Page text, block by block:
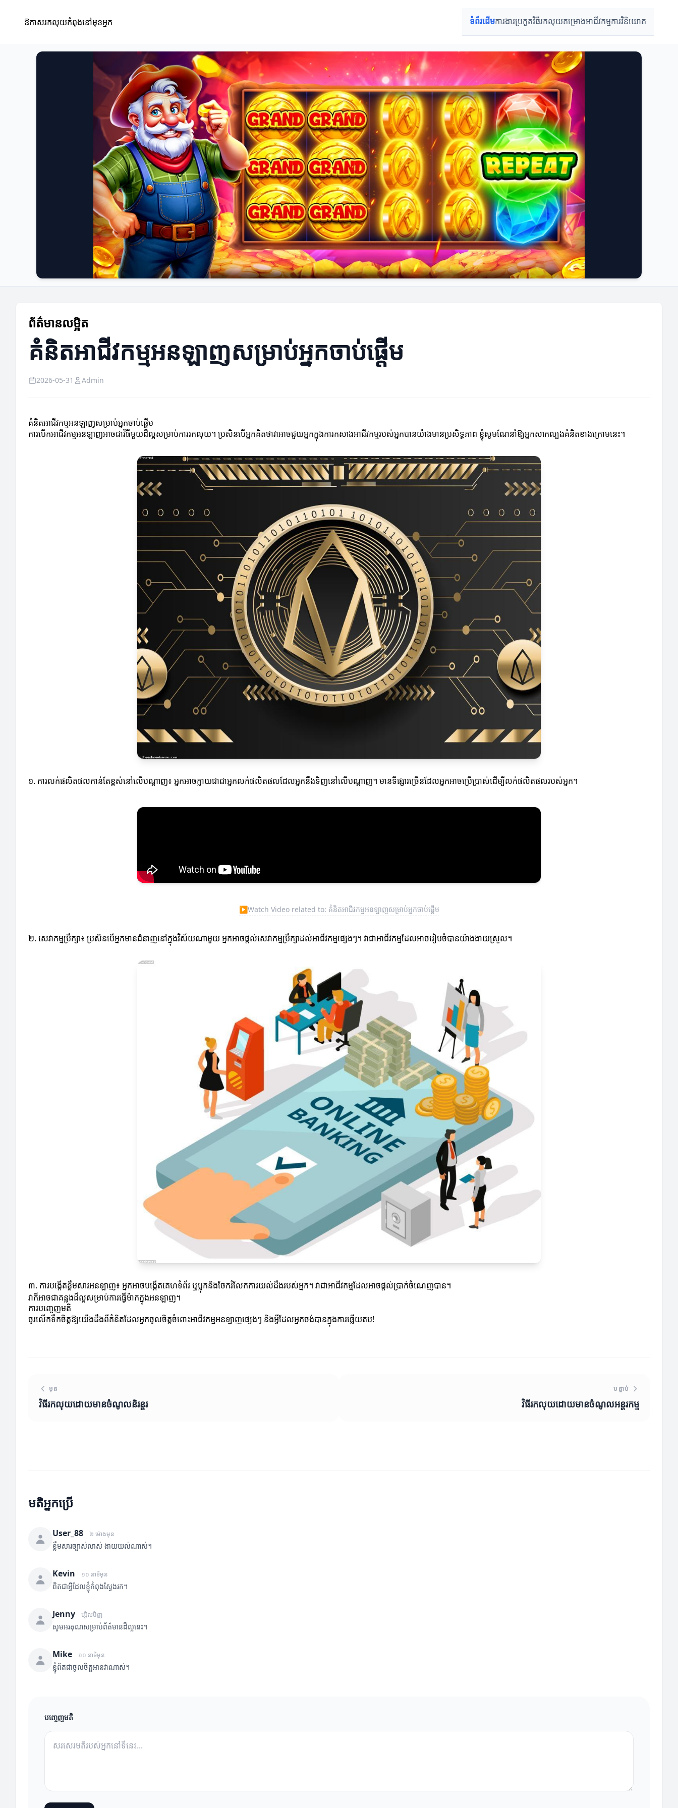
ឱកាសរកលុយកំពុងនៅមុខអ្នក ទំព័រដើមការងារប្រកួតវិធីរកលុយគម្រោងអាជីវកម្មការវិនិយោគ
ព័ត៌មានលម្អិត
គំនិតអាជីវកម្មអនឡាញសម្រាប់អ្នកចាប់ផ្ដើម
2026-05-31 Admin
គំនិតអាជីវកម្មអនឡាញសម្រាប់អ្នកចាប់ផ្ដើម
ការ​បើក​អាជីវកម្មអនឡាញ​អាច​ជា​វិធី​មួយ​ដ៏ល្អ​សម្រាប់​ការ​រកលុយ។ ប្រសិនបើអ្នកគិតថាវាអាចជួយអ្នកក្នុងការកសាងអាជីវកម្មរបស់អ្នកបានយ៉ាងមានប្រសិទ្ធភាព ខ្ញុំសូមណែនាំឱ្យអ្នកសាកល្បងគំនិតខាងក្រោមនេះ។
១. ការលក់ផលិតផលកាន់តែខ្ពស់នៅលើបណ្តាញ៖ អ្នកអាចក្លាយជាជាអ្នកលក់ផលិតផលដែលអ្នកនឹងទិញនៅលើបណ្តាញ។ មានទីផ្សារច្រើនដែលអ្នកអាចប្រើប្រាស់ដើម្បីលក់ផលិតផលរបស់អ្នក។
▶Watch Video related to: គំនិតអាជីវកម្មអនឡាញសម្រាប់អ្នកចាប់ផ្ដើម
២. សេវាកម្មប្រឹក្សា៖ ប្រសិនបើអ្នកមានជំនាញនៅក្នុងវិស័យណាមួយ អ្នកអាចផ្តល់សេវាកម្មប្រឹក្សាដល់អាជីវកម្មផ្សេងៗ។ វាជាអាជីវកម្មដែលអាចរៀបចំបានយ៉ាងងាយស្រួល។
៣. ការបង្កើតខ្លឹមសារអនឡាញ៖ អ្នកអាចបង្កើតគេហទំព័រ ឬប្លុកនិងចែករំលែកការយល់ដឹងរបស់អ្នក។ វាជាអាជីវកម្មដែលអាចផ្តល់ប្រាក់ចំណេញបាន។
វាក៏អាចជាគន្លងដ៏ល្អសម្រាប់ការធ្វើម៉ាកក្នុងអនឡាញ។
ការបញ្ចេញមតិ
ចូរលើកទឹកចិត្តឱ្យយើងដឹងពីគំនិតដែលអ្នកចូលចិត្តចំពោះអាជីវកម្មអនឡាញផ្សេងៗ និងអ្វីដែលអ្នកចង់បានក្នុងការឆ្លើយតប!
មុន
វិធីរកលុយដោយមានចំណូលនិរន្តរ
បន្ទាប់
វិធីរកលុយដោយមានចំណូលអន្ដរកម្ម
មតិអ្នកប្រើ
User_88 ២ ម៉ោងមុន
ខ្លឹមសារច្បាស់លាស់ ងាយយល់ណាស់។
Kevin ១០ នាទីមុន
ពិតជាអ្វីដែលខ្ញុំកំពុងស្វែងរក។
Jenny ម្សិលមិញ
សូមអរគុណសម្រាប់ព័ត៌មានដ៏ល្អនេះ។
Mike ១០ នាទីមុន
ខ្ញុំពិតជាចូលចិត្តអានវាណាស់។
បញ្ចេញមតិ